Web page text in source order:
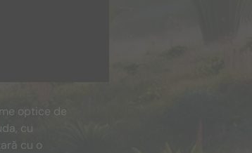
optice de
cu
cu o